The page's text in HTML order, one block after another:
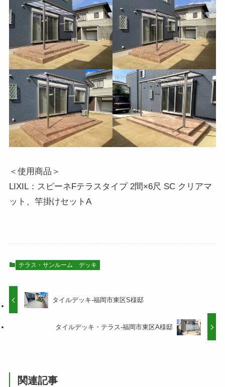
＜使用商品＞
LIXIL：スピーネFテラスタイプ 2間×6尺 SC クリアマ
ット、竿掛けセットA
テラス・サンルーム デッキ
タイルデッキ-福岡市東区S様邸
タイルデッキ・テラス-福岡市東区A様邸
関連記事